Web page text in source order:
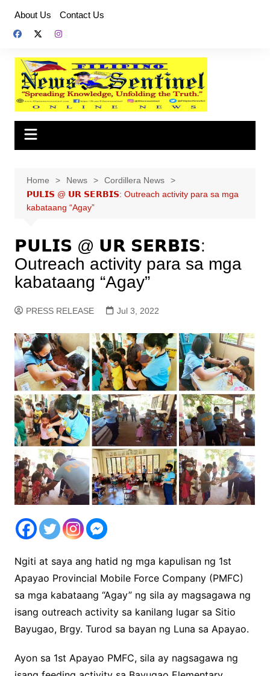
content
About Us Contact Us
Home News
Cordillera News
𝗣𝗨𝗟𝗜𝗦 @ 𝗨𝗥 𝗦𝗘𝗥𝗕𝗜𝗦: Outreach activity para sa mga
kabataang “Agay”
𝗣𝗨𝗟𝗜𝗦 @ 𝗨𝗥 𝗦𝗘𝗥𝗕𝗜𝗦:
Outreach activity para sa mga
kabataang “Agay”
PRESS RELEASE Jul 3, 2022
Ngiti at saya ang hatid ng mga kapulisan ng 1st
Apayao Provincial Mobile Force Company (PMFC)
sa mga kabataang “Agay” ng sila ay magsagawa ng
isang outreach activity sa kanilang lugar sa Sitio
Bayugao, Brgy. Turod sa bayan ng Luna sa Apayao.
Ayon sa 1st Apayao PMFC, sila ay nagsagawa ng